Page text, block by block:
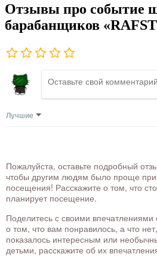
Отзывы про событие
барабанщиков
Лучшие
Пожалуйста, оставьте подробный
чтобы другим людям было проще
посещения! Расскажите о том, что
планирует посещение.
Поделитесь с своими
о том, что вам понравилось, а что
показалось интересным или
детьми, расскажите об их